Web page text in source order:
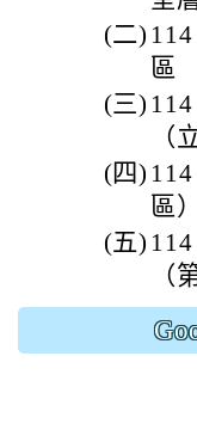
(二)
區
(三)
（
(四)
區
(五)
（